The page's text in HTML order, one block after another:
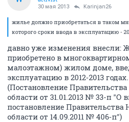
30 мая 2013 Karinjan26
жилье должно приобретаться в таком
которого сроки ввода в эксплуатацию -
давно уже изменения внесли:
приобретено в
малоэтажном) жилом доме,
эксплуатацию в 2012-2013 годах.
(Постановление
области от 31.01.2013 № 33-п "О
постановление Правительства
области от 14.09.2011 № 406-п")